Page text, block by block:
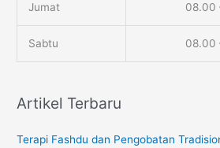
Jumat 08.00
Sabtu 08.00
Artikel Terbaru
Terapi Fashdu dan Pengobatan